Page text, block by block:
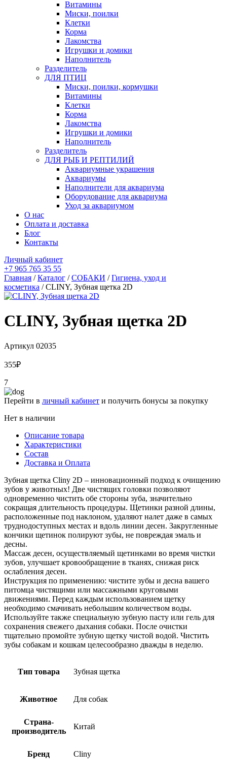
Витамины
Миски, поилки
Клетки
Корма
Лакомства
Игрушки и домики
Наполнитель
Разделитель
ДЛЯ ПТИЦ
Миски, поилки, кормушки
Витамины
Клетки
Корма
Лакомства
Игрушки и домики
Наполнитель
Разделитель
ДЛЯ РЫБ И РЕПТИЛИЙ
Аквариумные украшения
Аквариумы
Наполнители для аквариума
Оборудование для аквариума
Уход за аквариумом
О нас
Оплата и доставка
Блог
Контакты
Личный кабинет
+7 965 765 35 55
Главная /Каталог /СОБАКИ /Гигиена, уход и
косметика / CLINY, Зубная щетка 2D
CLINY, Зубная щетка 2D
Артикул 02035
355₽
7
Перейти в личный кабинет и получить бонусы за покупку
Нет в наличии
Описание товара
Характеристики
Состав
Доставка и Оплата
Зубная щетка Cliny 2D – инновационный подход к очищению
зубов у животных! Две чистящих головки позволяют
одновременно чистить обе стороны зуба, значительно
сокращая длительность процедуры. Щетинки разной длины,
расположенные под наклоном, удаляют налет даже в самых
труднодоступных местах и вдоль линии десен. Закругленные
кончики щетинок полируют зубы, не повреждая эмаль и
десны.
Массаж десен, осуществляемый щетинками во время чистки
зубов, улучшает кровообращение в тканях, снижая риск
ослабления десен.
Инструкция по применению: чистите зубы и десна вашего
питомца чистящими или массажными круговыми
движениями. Перед каждым использованием щетку
необходимо смачивать небольшим количеством воды.
Используйте также специальную зубную пасту или гель для
сохранения свежего дыхания собаки. После очистки
тщательно промойте зубную щетку чистой водой. Чистить
зубы собакам и кошкам целесообразно дважды в неделю.
Тип товара Зубная щетка
Животное Для собак
Страна-
производитель
Китай
Бренд Cliny